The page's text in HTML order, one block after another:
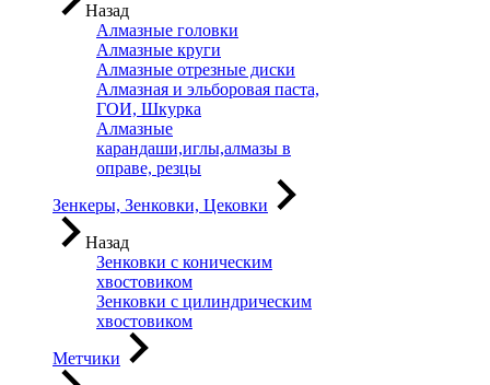
Назад
Алмазные головки
Алмазные круги
Алмазные отрезные диски
Алмазная и эльборовая паста,
ГОИ, Шкурка
Алмазные
карандаши,иглы,алмазы в
оправе, резцы
Зенкеры, Зенковки, Цековки
Назад
Зенковки с коническим
хвостовиком
Зенковки с цилиндрическим
хвостовиком
Метчики